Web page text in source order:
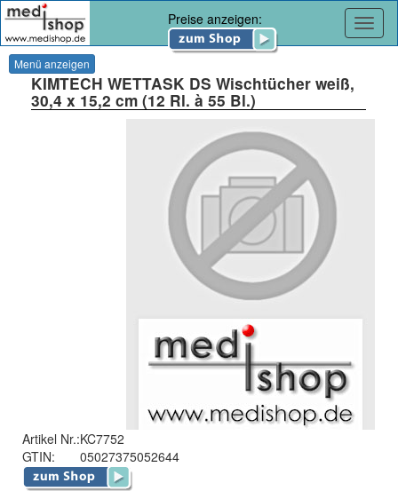
Preise anzeigen:
Menü anzeigen
KIMTECH WETTASK DS Wischtücher weiß,
30,4 x 15,2 cm (12 Rl. à 55 Bl.)
Artikel Nr.:KC7752
GTIN:
05027375052644